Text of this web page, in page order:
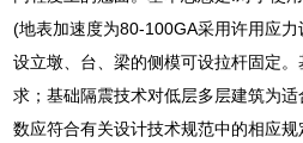
(地表加速度为80-100GA采用许用应
设立墩、台、梁的侧模可设拉杆固定
求；基础隔震技术对低层多层建筑为
数应符合有关设计技术规范中的相应